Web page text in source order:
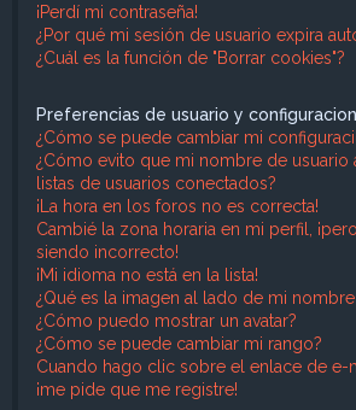
¡Perdí mi contraseña!
¿Por qué mi sesión de usuario expira
¿Cuál es la función de "Borrar cookies"?
Preferencias de usuario y
¿Cómo se puede cambiar mi
¿Cómo evito que mi nombre de usuario
listas de usuarios conectados?
¡La hora en los foros no es correcta!
Cambié la zona horaria en mi perfil,
siendo incorrecto!
¡Mi idioma no está en la lista!
¿Qué es la imagen al lado de mi
¿Cómo puedo mostrar un avatar?
¿Cómo se puede cambiar mi rango?
Cuando hago clic sobre el enlace de e-
¡me pide que me registre!